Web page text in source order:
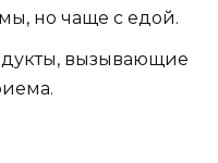
но чаще с едой.
вызывающие